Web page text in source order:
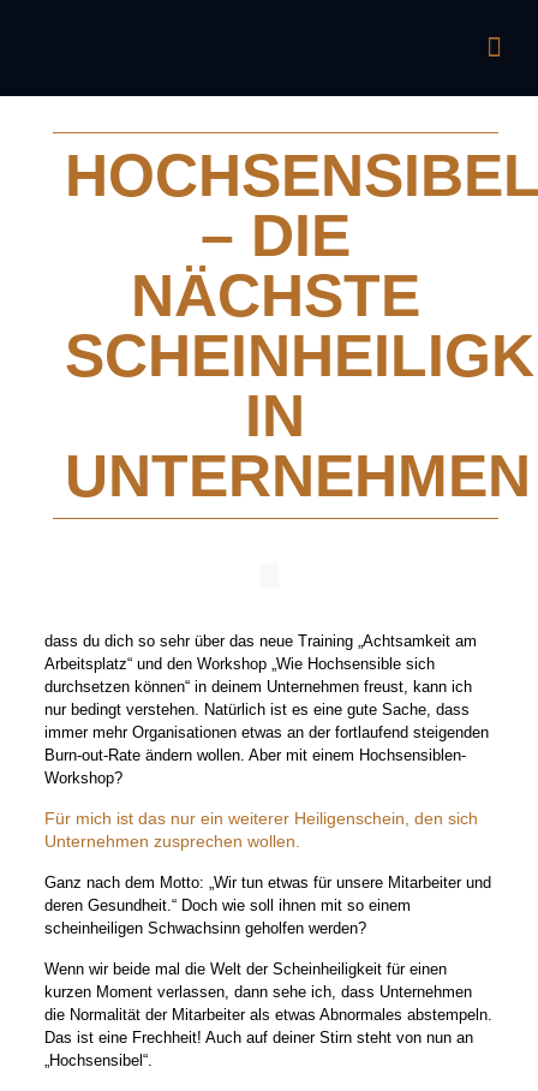
– DIE
NÄCHSTE
IN
UNTERNEHMEN
dass du dich so sehr über das neue Training „Achtsamkeit am
Arbeitsplatz“ und den Workshop „Wie Hochsensible sich
durchsetzen können“ in deinem Unternehmen freust, kann ich
nur bedingt verstehen. Natürlich ist es eine gute Sache, dass
immer mehr Organisationen etwas an der fortlaufend steigenden
Burn-out-Rate ändern wollen. Aber mit einem Hochsensiblen-
Workshop?
Für mich ist das nur ein weiterer Heiligenschein, den sich
Unternehmen zusprechen wollen.
Ganz nach dem Motto: „Wir tun etwas für unsere Mitarbeiter und
deren Gesundheit.“ Doch wie soll ihnen mit so einem
scheinheiligen Schwachsinn geholfen werden?
Wenn wir beide mal die Welt der Scheinheiligkeit für einen
kurzen Moment verlassen, dann sehe ich, dass Unternehmen
die Normalität der Mitarbeiter als etwas Abnormales abstempeln.
Das ist eine Frechheit! Auch auf deiner Stirn steht von nun an
„Hochsensibel“.